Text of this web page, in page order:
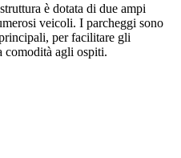
è dotata di due ampi
veicoli. I parcheggi sono
per facilitare gli
comodità agli ospiti.